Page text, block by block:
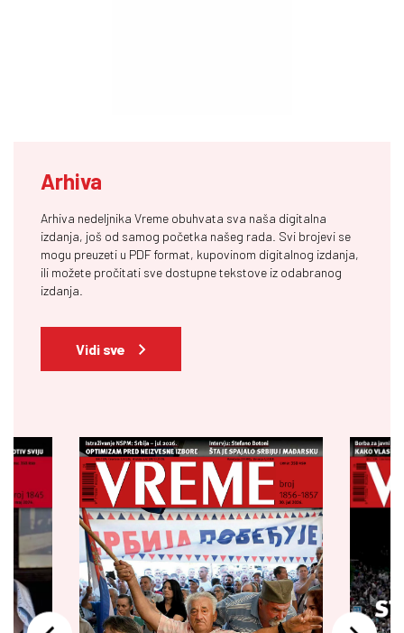
Arhiva
Arhiva nedeljnika Vreme obuhvata sva naša digitalna
izdanja, još od samog početka našeg rada. Svi brojevi se
mogu preuzeti u PDF format, kupovinom digitalnog izdanja,
ili možete pročitati sve dostupne tekstove iz odabranog
izdanja.
Vidi sve